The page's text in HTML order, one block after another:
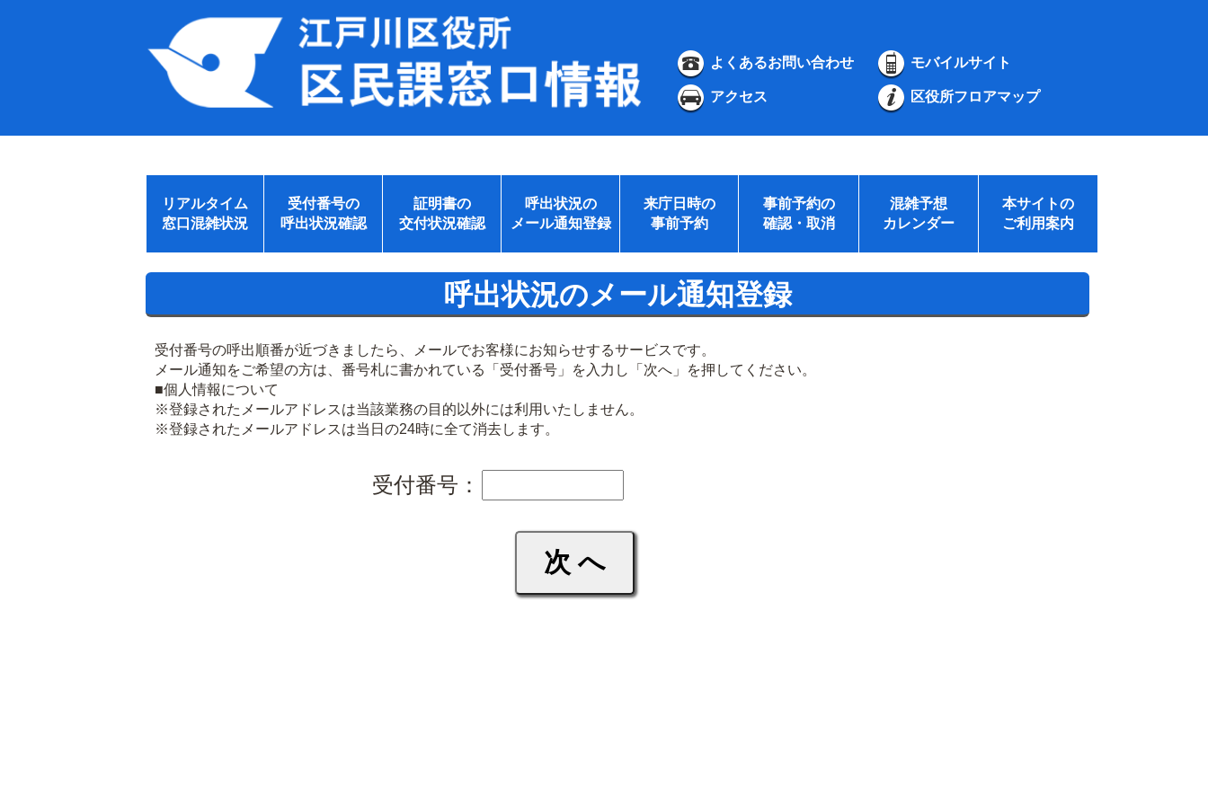
よくあるお問い合わせ モバイルサイト
アクセス 区役所フロアマップ
リアルタイム
窓口混雑状況
受付番号の
呼出状況確認
証明書の
交付状況確認
呼出状況の
メール通知登録
来庁日時の
事前予約
事前予約の
確認・取消
混雑予想
カレンダー
本サイトの
ご利用案内
呼出状況のメール通知登録
受付番号の呼出順番が近づきましたら、メールでお客様にお知らせするサービスです。
メール通知をご希望の方は、番号札に書かれている「受付番号」を入力し「次へ」を押してください。
■個人情報について
※登録されたメールアドレスは当該業務の目的以外には利用いたしません。
※登録されたメールアドレスは当日の24時に全て消去します。
受付番号：